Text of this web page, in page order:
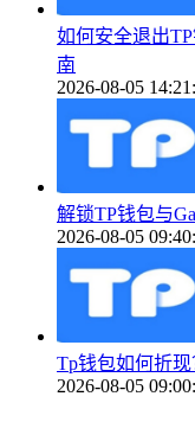
如何安全退出
南
2026-08-05
解锁TP钱包与
2026-08-05
Tp钱包如何折
2026-08-05